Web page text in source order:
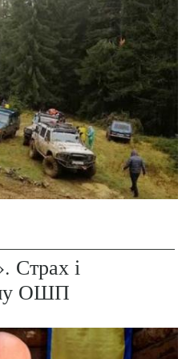
Страх і
ОШП